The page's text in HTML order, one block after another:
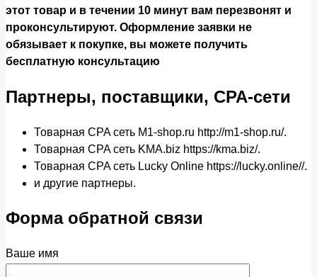
этот товар и в течении 10 минут вам перезвонят и
проконсультируют. Оформление заявки не
обязывает к покупке, вы можете получить
бесплатную консультацию
Партнеры, поставщики, CPA-сети
Товарная CPA сеть M1-shop.ru http://m1-shop.ru/.
Товарная CPA сеть KMA.biz https://kma.biz/.
Товарная CPA сеть Lucky Online https://lucky.online//.
и другие партнеры.
Форма обратной связи
Ваше имя